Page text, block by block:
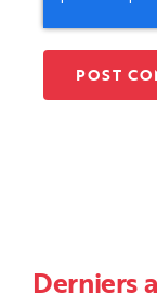
Derniers